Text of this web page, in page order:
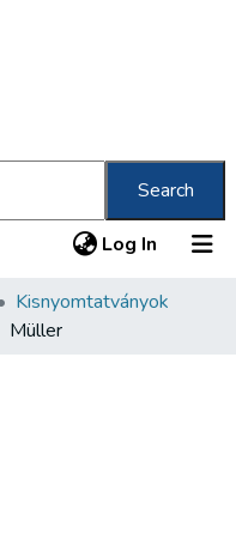
Search
Log In (current)
Kisnyomtatványok
Müller